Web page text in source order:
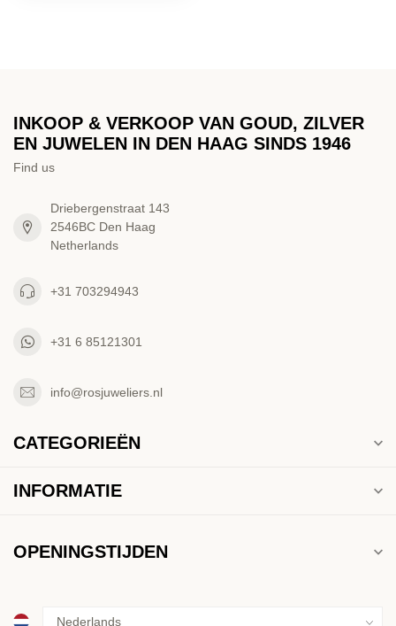
INKOOP & VERKOOP VAN GOUD, ZILVER
EN JUWELEN IN DEN HAAG SINDS 1946
Find us
Driebergenstraat 143
2546BC Den Haag
Netherlands
+31 703294943
+31 6 85121301
info@rosjuweliers.nl
CATEGORIEËN
INFORMATIE
OPENINGSTIJDEN